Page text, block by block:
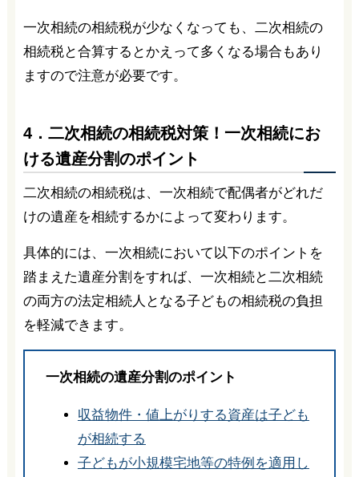
一次相続の相続税が少なくなっても、二次相続の
相続税と合算するとかえって多くなる場合もあり
ますので注意が必要です。
4．二次相続の相続税対策！一次相続にお
ける遺産分割のポイント
二次相続の相続税は、一次相続で配偶者がどれだ
けの遺産を相続するかによって変わります。
具体的には、一次相続において以下のポイントを
踏まえた遺産分割をすれば、一次相続と二次相続
の両方の法定相続人となる子どもの相続税の負担
を軽減できます。
一次相続の遺産分割のポイント
収益物件・値上がりする資産は子ども
が相続する
子どもが小規模宅地等の特例を適用し